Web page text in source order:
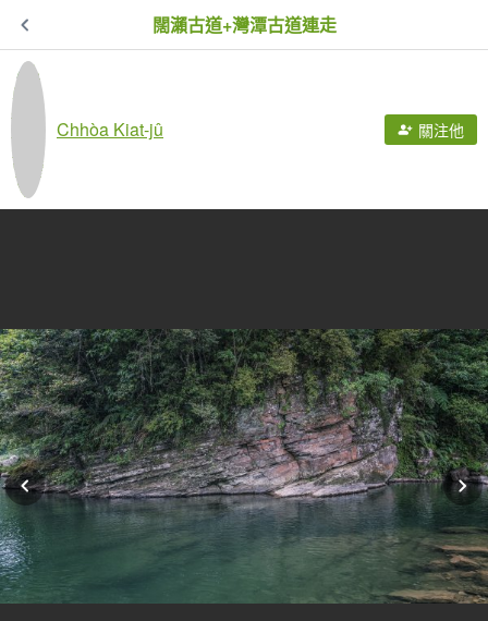
闊瀨古道+灣潭古道連走
Chhòa Kiat-jû 關注他